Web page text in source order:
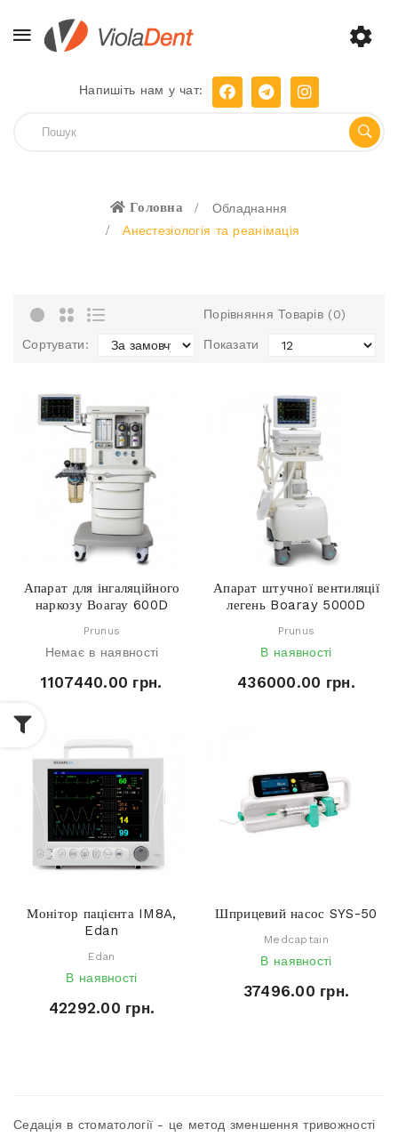
Напишіть нам у чат:
Головна
Обладнання
Анестезіологія та реанімація
Порівняння Товарів (0)
Сортувати: Показати
Апарат для інгаляційного
наркозу Воагау 600D
Prunus
Немає в наявності
1107440.00 грн.
Апарат штучної вентиляції
легень Boaray 5000D
Prunus
В наявності
436000.00 грн.
Монітор пацієнта IM8A,
Edan
Edan
В наявності
42292.00 грн.
Шприцевий насос SYS-50
Medcaptain
В наявності
37496.00 грн.
Седація в стоматології - це метод зменшення тривожності